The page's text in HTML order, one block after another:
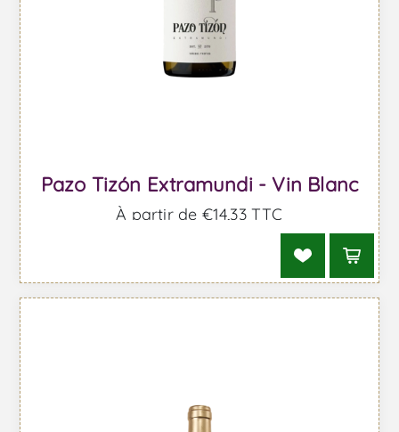
Pazo Tizón Extramundi - Vin Blanc
À partir de €14,33 TTC